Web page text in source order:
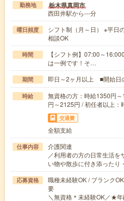
勤務地 栃木県真岡市
西田井駅から---分
曜日頻度
シフト制（月～日） ※平日
相談OK
時間
【シフト例】07:00～
は一例です！そ…
期間 即日～2ヶ月以上 ■開始日
時給
無資格の方：時給1350円
円～2125円 / 初任者以上
交通費
全額支給
仕事内容
介護関連
／利用者の方の日常生活
い物や散歩に付き添った
応募資格
職種未経験OK / ブランク
要
＼無資格＊未経験OK／★